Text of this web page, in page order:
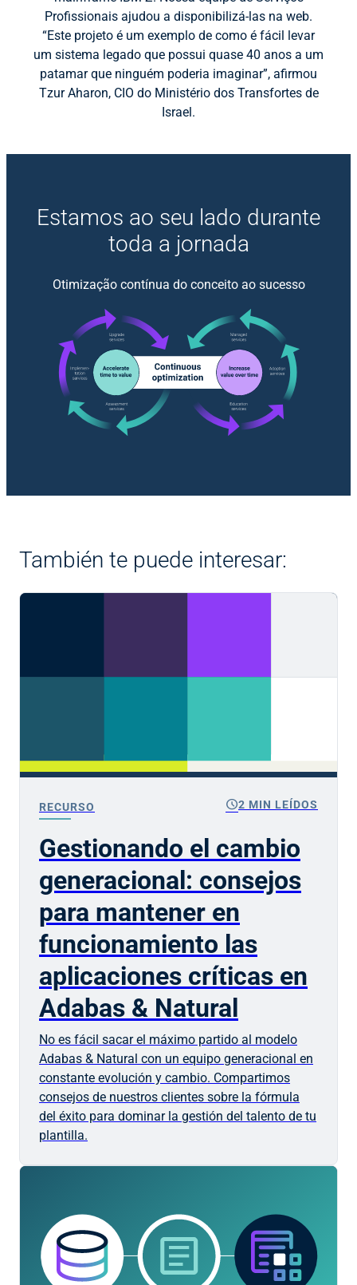
Profissionais ajudou a disponibilizá-las na web.
“Este projeto é um exemplo de como é fácil levar
um sistema legado que possui quase 40 anos a um
patamar que ninguém poderia imaginar”, afirmou
Tzur Aharon, CIO do Ministério dos Transfortes de
Israel.
Estamos ao seu lado durante
toda a jornada
Otimização contínua do conceito ao sucesso
También te puede interesar:
RECURSO schedule2 MIN LEÍDOS
Gestionando el cambio
generacional: consejos
para mantener en
funcionamiento las
aplicaciones críticas en
Adabas & Natural
No es fácil sacar el máximo partido al modelo
Adabas & Natural con un equipo generacional en
constante evolución y cambio. Compartimos
consejos de nuestros clientes sobre la fórmula
del éxito para dominar la gestión del talento de tu
plantilla.